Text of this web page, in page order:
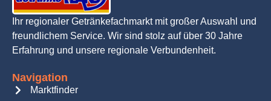
Ihr regionaler Getränkefachmarkt mit großer Auswahl und
freundlichem Service. Wir sind stolz auf über 30 Jahre
Erfahrung und unsere regionale Verbundenheit.
Navigation
Marktfinder